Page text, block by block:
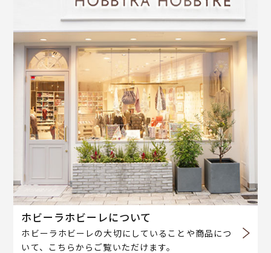
ホビーラホビーレについて
ホビーラホビーレの大切にしていることや商品につ
いて、こちらからご覧いただけます。